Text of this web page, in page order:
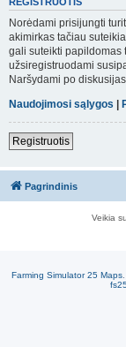
REGISTRUOTIS
Norėdami prisijungti
akimirkas tačiau
gali suteikti papildomas
užsiregistruodami
Naršydami po
Naudojimosi sąlygos |
Registruotis
Pagrindinis
Veikia su
Farming Simulator 25 Maps.